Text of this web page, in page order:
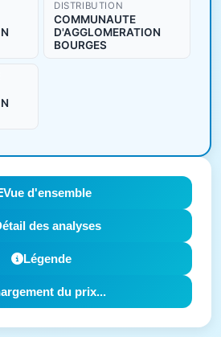
DISTRIBUTION
COMMUNAUTE
D'AGGLOMERATION
BOURGES
Vue d'ensemble
des analyses
Légende
du prix...